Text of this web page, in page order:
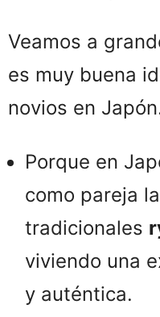
Veamos a
es muy buena
novios en
Porque en
como pareja
tradicionales
viviendo una
y auténtica.